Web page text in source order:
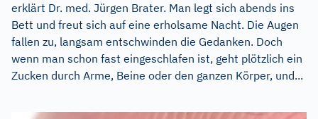
erklärt Dr. med. Jürgen Brater. Man legt sich abends ins
Bett und freut sich auf eine erholsame Nacht. Die Augen
fallen zu, langsam entschwinden die Gedanken. Doch
wenn man schon fast eingeschlafen ist, geht plötzlich ein
Zucken durch Arme, Beine oder den ganzen Körper, und...